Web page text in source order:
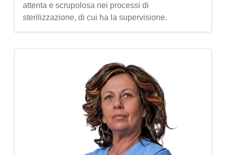
attenta e scrupolosa nei processi di
sterilizzazione, di cui ha la supervisione.